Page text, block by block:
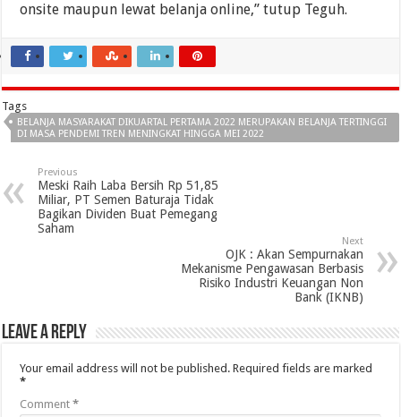
onsite maupun lewat belanja online,” tutup Teguh.
Tags
BELANJA MASYARAKAT DIKUARTAL PERTAMA 2022 MERUPAKAN BELANJA TERTINGGI
DI MASA PENDEMI TREN MENINGKAT HINGGA MEI 2022
Previous
Meski Raih Laba Bersih Rp 51,85
Miliar, PT Semen Baturaja Tidak
Bagikan Dividen Buat Pemegang
Saham
Next
OJK : Akan Sempurnakan
Mekanisme Pengawasan Berbasis
Risiko Industri Keuangan Non
Bank (IKNB)
Leave a Reply
Your email address will not be published. Required fields are marked
*
Comment*